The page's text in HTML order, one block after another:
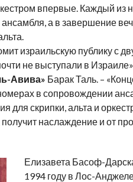
впервые. Каждый из
а в завершение
израильскую публику с
не выступали в
Авива» Барак Таль. –
в сопровождении
для скрипки, альта и
наслаждение и от
Елизавета Басоф-
1994 году в Лос-